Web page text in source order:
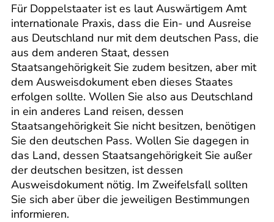
Für Doppelstaater ist es laut Auswärtigem Amt
internationale Praxis, dass die Ein- und Ausreise
aus Deutschland nur mit dem deutschen Pass, die
aus dem anderen Staat, dessen
Staatsangehörigkeit Sie zudem besitzen, aber mit
dem Ausweisdokument eben dieses Staates
erfolgen sollte. Wollen Sie also aus Deutschland
in ein anderes Land reisen, dessen
Staatsangehörigkeit Sie nicht besitzen, benötigen
Sie den deutschen Pass. Wollen Sie dagegen in
das Land, dessen Staatsangehörigkeit Sie außer
der deutschen besitzen, ist dessen
Ausweisdokument nötig. Im Zweifelsfall sollten
Sie sich aber über die jeweiligen Bestimmungen
informieren.